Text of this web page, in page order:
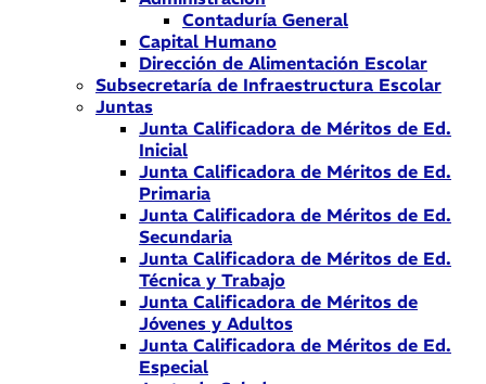
Contaduría General
Capital Humano
Dirección de Alimentación Escolar
Subsecretaría de Infraestructura Escolar
Juntas
Junta Calificadora de Méritos de Ed.
Inicial
Junta Calificadora de Méritos de Ed.
Primaria
Junta Calificadora de Méritos de Ed.
Secundaria
Junta Calificadora de Méritos de Ed.
Técnica y Trabajo
Junta Calificadora de Méritos de
Jóvenes y Adultos
Junta Calificadora de Méritos de Ed.
Especial